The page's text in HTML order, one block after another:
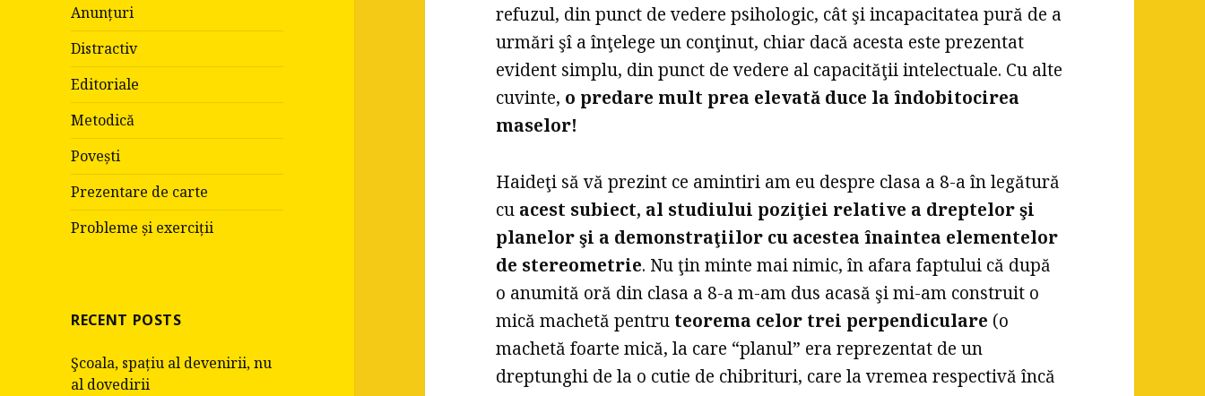
Anunțuri
Distractiv
Editoriale
Metodică
Povești
Prezentare de carte
Probleme și exerciții
RECENT POSTS
Şcoala, spațiu al devenirii, nu
al dovedirii
refuzul, din punct de vedere psihologic, cât şi incapacitatea pură de a
urmări şî a înţelege un conţinut, chiar dacă acesta este prezentat
evident simplu, din punct de vedere al capacităţii intelectuale. Cu alte
cuvinte, o predare mult prea elevată duce la îndobitocirea
maselor!
Haideţi să vă prezint ce amintiri am eu despre clasa a 8-a în legătură
cu acest subiect, al studiului poziţiei relative a dreptelor şi
planelor şi a demonstraţiilor cu acestea înaintea elementelor
de stereometrie. Nu ţin minte mai nimic, în afara faptului că după
o anumită oră din clasa a 8-a m-am dus acasă şi mi-am construit o
mică machetă pentru teorema celor trei perpendiculare (o
machetă foarte mică, la care “planul” era reprezentat de un
dreptunghi de la o cutie de chibrituri, care la vremea respectivă încă